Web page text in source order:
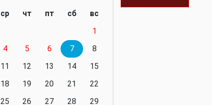
нейтралитета больше не будет
президенту приходится все
делать самому
ср чт пт сб
вс
1
4 5 6 7
8
11 12 13 14
15
18 19 20 21
22
25 26 27 28
29